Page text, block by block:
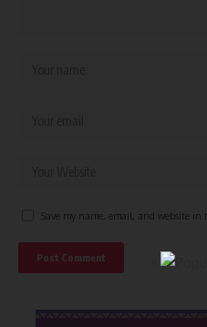
Save my name, email, and website in